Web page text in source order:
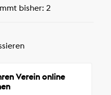
bisher: 2
Verein online